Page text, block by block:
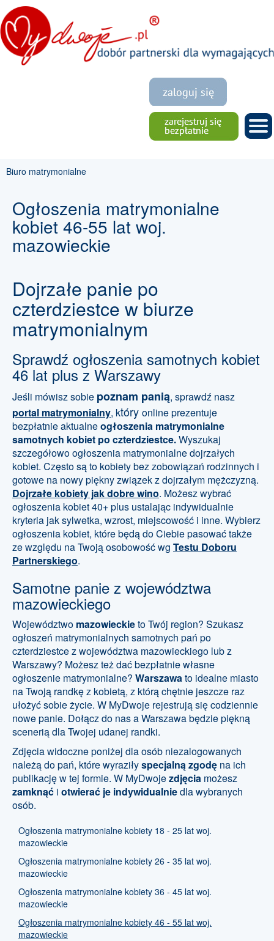
Biuro matrymonialne
Ogłoszenia matrymonialne
kobiet 46-55 lat woj.
mazowieckie
Dojrzałe panie po
czterdziestce w biurze
matrymonialnym
Sprawdź ogłoszenia samotnych kobiet
46 lat plus z Warszawy
Jeśli mówisz sobie poznam panią, sprawdź nasz
portal matrymonialny, który online prezentuje
bezpłatnie aktualneogłoszenia matrymonialne
samotnych kobiet po czterdziestce.Wyszukaj
szczegółowo ogłoszenia matrymonialne dojrzałych
kobiet. Często są to kobiety bez zobowiązań rodzinnych i
gotowe na nowy piękny związek z dojrzałym mężczyzną.
Dojrzałe kobiety jak dobre wino. Możesz wybrać
ogłoszenia kobiet 40+ plus ustalając indywidualnie
kryteria jak sylwetka, wzrost, miejscowość i inne. Wybierz
ogłoszenia kobiet, które będą do Ciebie pasować także
ze względu na Twoją osobowość wg Testu Doboru
Partnerskiego.
Samotne panie z województwa
mazowieckiego
Województwo mazowieckieto Twój region? Szukasz
ogłoszeń matrymonialnych samotnych pań po
czterdziestce z województwa mazowieckiego lub z
Warszawy? Możesz też dać bezpłatnie własne
ogłoszenie matrymonialne? Warszawato idealne miasto
na Twoją randkę z kobietą, z którą chętnie jeszcze raz
ułożyć sobie życie. W MyDwoje rejestrują się codziennie
nowe panie. Dołącz do nas a Warszawa będzie piękną
scenerią dla Twojej udanej randki.
Zdjęcia widoczne poniżej dla osób niezalogowanych
należą do pań, które wyraziłyspecjalną zgodę na ich
publikację w tej formie. W MyDwojezdjęcia możesz
zamknąć i otwierać je indywidualniedla wybranych
osób.
Ogłoszenia matrymonialne kobiety 18 - 25 lat woj.
mazowieckie
Ogłoszenia matrymonialne kobiety 26 - 35 lat woj.
mazowieckie
Ogłoszenia matrymonialne kobiety 36 - 45 lat woj.
mazowieckie
Ogłoszenia matrymonialne kobiety 46 - 55 lat woj.
mazowieckie